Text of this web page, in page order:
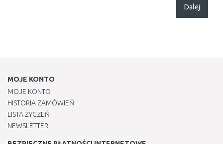
Dalej
MOJE KONTO
MOJE KONTO
HISTORIA ZAMÓWIEŃ
LISTA ŻYCZEŃ
NEWSLETTER